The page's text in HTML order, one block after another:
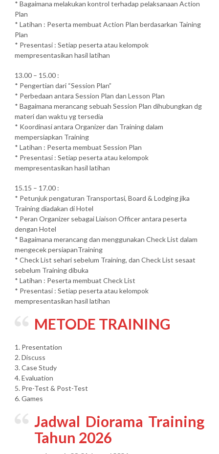
* Bagaimana melakukan kontrol terhadap pelaksanaan Action
Plan
* Latihan : Peserta membuat Action Plan berdasarkan Taining
Plan
* Presentasi : Setiap peserta atau kelompok
mempresentasikan hasil latihan
13.00 – 15.00 :
* Pengertian dari “Session Plan”
* Perbedaan antara Session Plan dan Lesson Plan
* Bagaimana merancang sebuah Session Plan dihubungkan dg
materi dan waktu yg tersedia
* Koordinasi antara Organizer dan Training dalam
mempersiapkan Training
* Latihan : Peserta membuat Session Plan
* Presentasi : Setiap peserta atau kelompok
mempresentasikan hasil latihan
15.15 – 17.00 :
* Petunjuk pengaturan Transportasi, Board & Lodging jika
Training diadakan di Hotel
* Peran Organizer sebagai Liaison Officer antara peserta
dengan Hotel
* Bagaimana merancang dan menggunakan Check List dalam
mengecek persiapanTraining
* Check List sehari sebelum Training, dan Check List sesaat
sebelum Training dibuka
* Latihan : Peserta membuat Check List
* Presentasi : Setiap peserta atau kelompok
mempresentasikan hasil latihan
METODE TRAINING
1. Presentation
2. Discuss
3. Case Study
4. Evaluation
5. Pre-Test & Post-Test
6. Games
Jadwal Diorama Training
Tahun 2026